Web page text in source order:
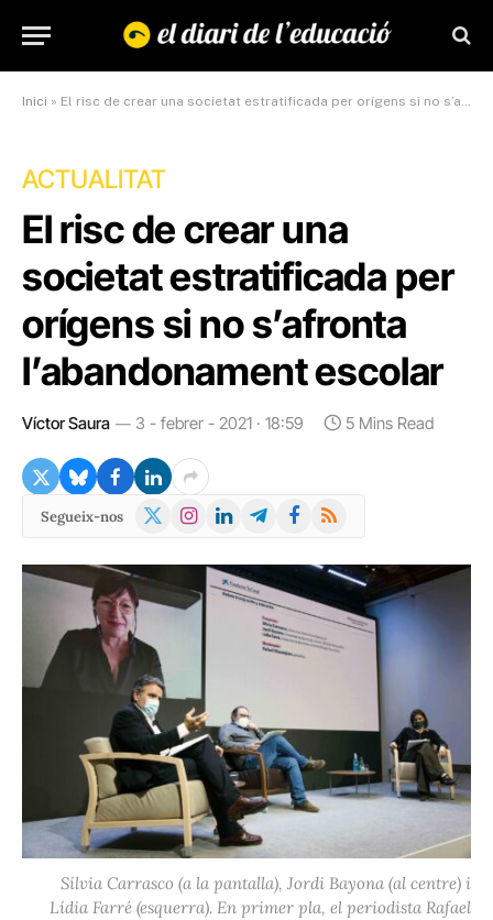
Inici » El risc de crear una societat estratificada per orígens si no s’afronta l’abandonament escolar
ACTUALITAT
El risc de crear una
societat estratificada per
orígens si no s’afronta
l’abandonament escolar
Víctor Saura 3 - febrer - 2021 · 18:59 5 Mins Read
Segueix-nos
X
Instagram
LinkedInTelegramFacebook
RSS
Sílvia Carrasco (a la pantalla), Jordi Bayona (al centre) i
Lídia Farré (esquerra). En primer pla, el periodista Rafael